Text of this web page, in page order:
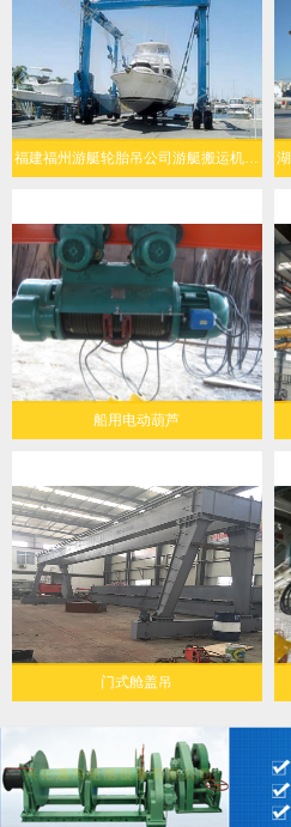
福建福州游艇轮胎吊公司游艇搬运机定制化设计
船用电动葫芦
门式舱盖吊